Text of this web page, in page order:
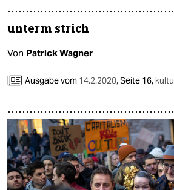
unterm strich
Von Patrick Wagner
Ausgabe vom 14.2.2020,Seite 16,